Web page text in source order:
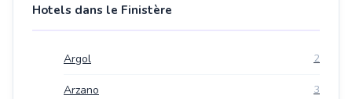
Hotels dans le Finistère
Argol 2
Arzano 3